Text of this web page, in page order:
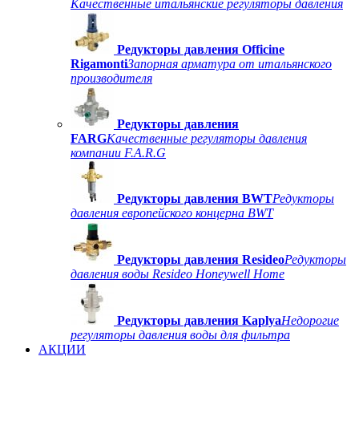
Качественные итальянские регуляторы давления
Редукторы давления Officine
RigamontiЗапорная арматура от итальянского
производителя
Редукторы давления
FARGКачественные регуляторы давления
компании F.A.R.G
Редукторы давления BWTРедукторы
давления европейского концерна BWT
Редукторы давления ResideoРедукторы
давления воды Resideo Honeywell Home
Редукторы давления KaplyaНедорогие
регуляторы давления воды для фильтра
АКЦИИ